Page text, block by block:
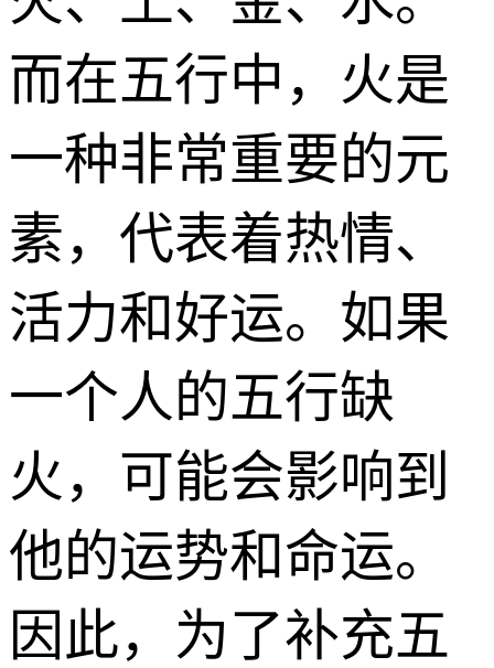
而在五行中，火是
一种非常重要的元
素，代表着热情、
活力和好运。如果
一个人的五行缺
火，可能会影响到
他的运势和命运。
因此，为了补充五